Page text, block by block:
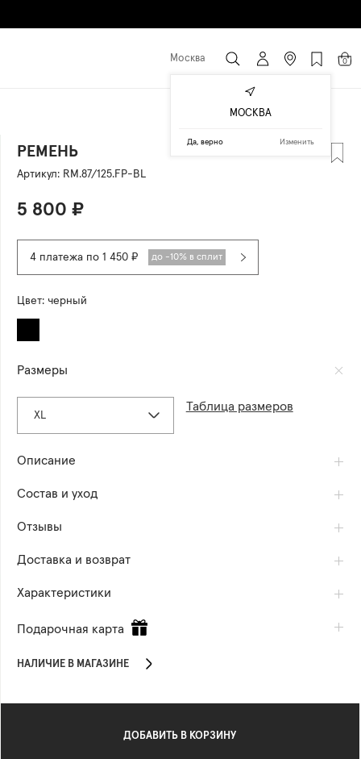
Москва 0
РЕМЕНЬ
Артикул: RM.87/125.FP-BL
5 800 ₽
4 платежа по 1 450 ₽ до -10% в сплит
Цвет: черный
Размеры
XL
Таблица размеров
Описание
Состав и уход
Отзывы
Доставка и возврат
Характеристики
Подарочная карта
НАЛИЧИЕ В МАГАЗИНЕ
ДОБАВИТЬ В КОРЗИНУ
МОСКВА
Да, верно Изменить